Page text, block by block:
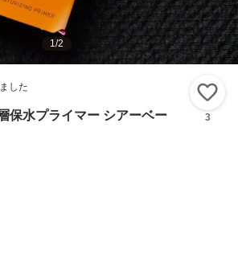
1/2
した
保水プライマー シアーベー
3